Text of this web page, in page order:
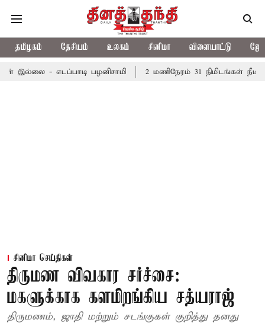
தமிழகம் தேசியம் உலகம் சினிமா விளையாட்டு
பழனிசாமி 2 மணிநேரம் 31 நிமிடங்கள் நீடித்த தமிழக
சினிமா செய்திகள்
திருமண விவகார சர்ச்சை:
மகளுக்காக களமிறங்கிய சத்யராஜ்
திருமணம், ஜாதி மற்றும் சடங்குகள் குறித்து தனது